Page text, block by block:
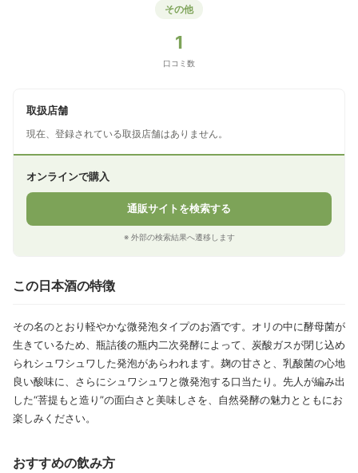
その他
1
口コミ数
取扱店舗
現在、登録されている取扱店舗はありません。
オンラインで購入
通販サイトを検索する
※ 外部の検索結果へ遷移します
この日本酒の特徴
その名のとおり軽やかな微発泡タイプのお酒です。オリの中に酵母菌が
生きているため、瓶詰後の瓶内二次発酵によって、炭酸ガスが閉じ込め
られシュワシュワした発泡があらわれます。麹の甘さと、乳酸菌の心地
良い酸味に、さらにシュワシュワと微発泡する口当たり。先人が編み出
した“菩提もと造り”の面白さと美味しさを、自然発酵の魅力とともにお
楽しみください。
おすすめの飲み方